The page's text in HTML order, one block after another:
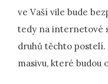
ve Vaší vile bude
tedy na internetové
druhů těchto
masivu, které budou